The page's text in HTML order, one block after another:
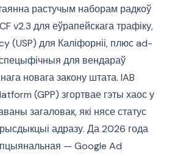
растучым наборам радкоў
v2.3 для еўрапейскага трафіку,
(USP) для Каліфорніі, плюс ad-
спецыфічныя для вендараў
новага закону штата. IAB
(GPP) згортвае гэты хаос у
загаловак, які нясе статус
адразу. Да 2026 года
— Google Ad